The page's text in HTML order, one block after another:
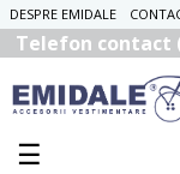
DESPRE EMIDALE
Telefon contact